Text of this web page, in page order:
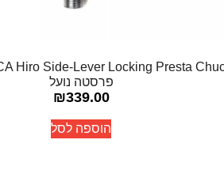
פרסטה נועל
₪339.00
הוספה לסל